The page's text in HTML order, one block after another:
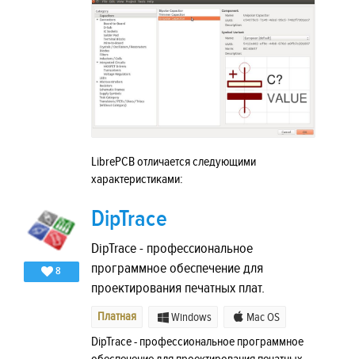
LibrePCB отличается следующими
характеристиками:
8
DipTrace
DipTrace - профессиональное
программное обеспечение для
проектирования печатных плат.
Платная Windows Mac OS
DipTrace - профессиональное программное